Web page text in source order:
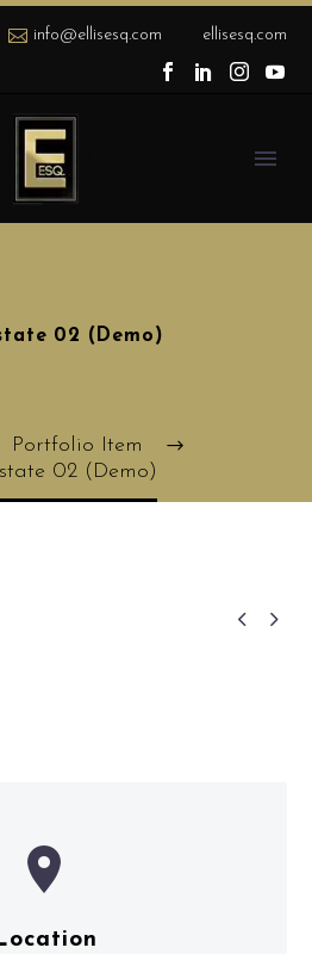
info@ellisesq.com ellisesq.com
02 (Demo)
Portfolio Item
02 (Demo)
 

